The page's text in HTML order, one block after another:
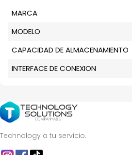
MARCA
MODELO
CAPACIDAD DE ALMACENAMIENTO
INTERFACE DE CONEXION
Technology a tu servicio.